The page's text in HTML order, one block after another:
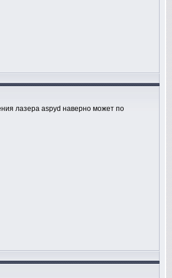
лазера aspyd наверно может по